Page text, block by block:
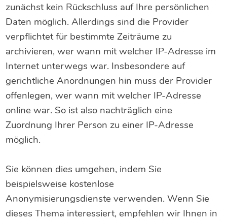
zunächst kein Rückschluss auf Ihre persönlichen
Daten möglich. Allerdings sind die Provider
verpflichtet für bestimmte Zeiträume zu
archivieren, wer wann mit welcher IP-Adresse im
Internet unterwegs war. Insbesondere auf
gerichtliche Anordnungen hin muss der Provider
offenlegen, wer wann mit welcher IP-Adresse
online war. So ist also nachträglich eine
Zuordnung Ihrer Person zu einer IP-Adresse
möglich.
Sie können dies umgehen, indem Sie
beispielsweise kostenlose
Anonymisierungsdienste verwenden. Wenn Sie
dieses Thema interessiert, empfehlen wir Ihnen in